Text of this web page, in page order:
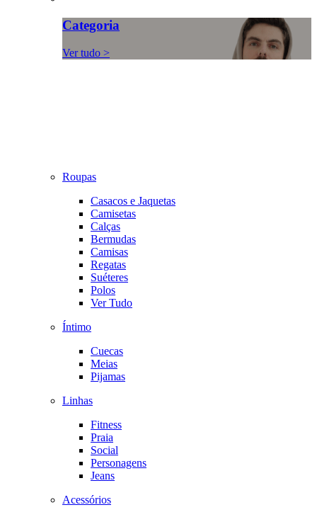
Categoria
Ver tudo >
Roupas
Casacos e Jaquetas
Camisetas
Calças
Bermudas
Camisas
Regatas
Suéteres
Polos
Ver Tudo
Íntimo
Cuecas
Meias
Pijamas
Linhas
Fitness
Praia
Social
Personagens
Jeans
Acessórios